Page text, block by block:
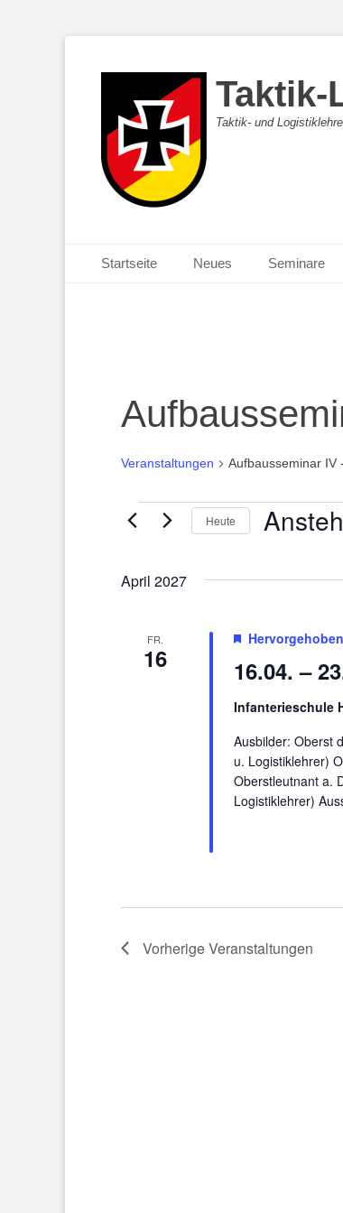
Taktik-
Taktik- und
Primäres Menü
Inhalt
Startseite Neues Seminare
Veranstaltungen Aufbausseminar IV
Veranstaltungen
Heute
April 2027
FR.
16 16.04. –
Hervorgehoben
Infanterieschule
Ausbilder: Oberst
u. Logistiklehrer)
Oberstleutnant a.
Logistiklehrer)
VorherigeVeranstaltungen